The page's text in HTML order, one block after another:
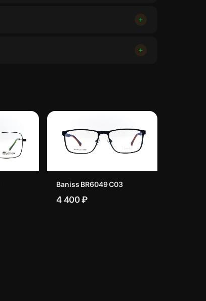
Baniss BR6049 C03
4 400 ₽